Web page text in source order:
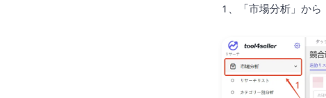
1、「市場分析」から